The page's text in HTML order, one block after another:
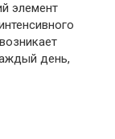
элемент
день,